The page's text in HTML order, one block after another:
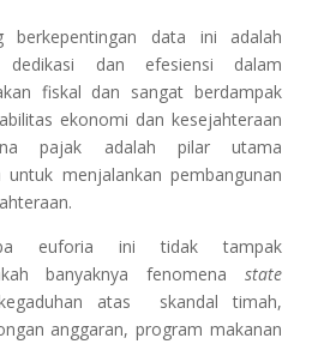
berkepentingan data ini adalah
dedikasi dan efesiensi dalam
fiskal dan sangat berdampak
ekonomi dan kesejahteraan
pajak adalah pilar utama
untuk menjalankan pembangunan
euforia ini tidak tampak
banyaknya fenomenastate
atas skandal timah,
anggaran, program makanan